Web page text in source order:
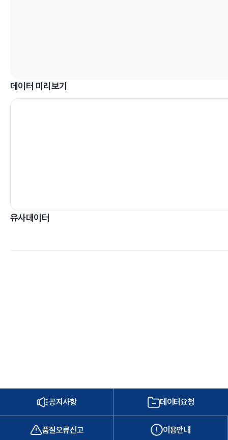
데이터 미리보기
유사데이터
공지사항 데이터요청
품질오류신고 이용안내